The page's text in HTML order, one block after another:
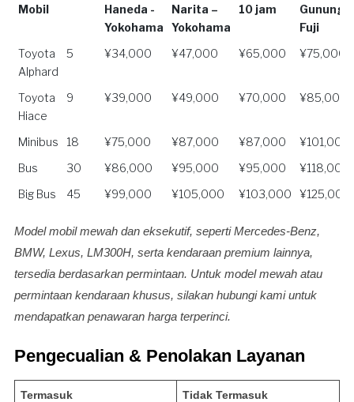
Mobil
Haneda -
Yokohama
Narita –
Yokohama
10 jam
Gunung
Fuji
Jenis
Mobil
Kursi
Bandara
Bandara
Tur Kota
Tur
Toyota
Alphard
5 ¥34,000 ¥47,000 ¥65,000 ¥75,000
Toyota
Hiace
9 ¥39,000 ¥49,000 ¥70,000 ¥85,000
Minibus 18 ¥75,000 ¥87,000 ¥87,000
¥101,000
Bus
30 ¥86,000 ¥95,000 ¥95,000
¥118,000
Big Bus
45 ¥99,000 ¥105,000 ¥103,000 ¥125,000
Model mobil mewah dan eksekutif, seperti Mercedes-Benz,
BMW, Lexus, LM300H, serta kendaraan premium lainnya,
tersedia berdasarkan permintaan. Untuk model mewah atau
permintaan kendaraan khusus, silakan hubungi kami untuk
mendapatkan penawaran harga terperinci.
Pengecualian & Penolakan Layanan
Termasuk Tidak Termasuk